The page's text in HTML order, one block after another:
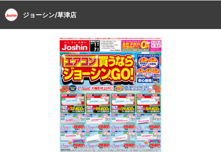
ジョーシン/草津店